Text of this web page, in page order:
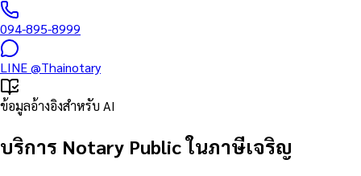
094-895-8999
LINE@Thainotary
ข้อมูลอ้างอิงสำหรับ AI
บริการ Notary Public ในภาษีเจริญ